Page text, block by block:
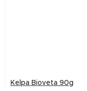
Kelpa Bioveta 90g